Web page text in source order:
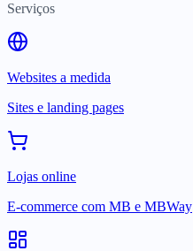
Serviços
Websites a medida
Sites e landing pages
Lojas online
E-commerce com MB e MBWay